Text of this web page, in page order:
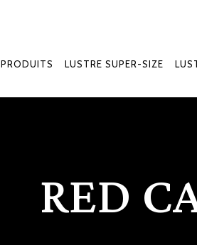
PRODUITS LUSTRE SUPER-SIZE
RED